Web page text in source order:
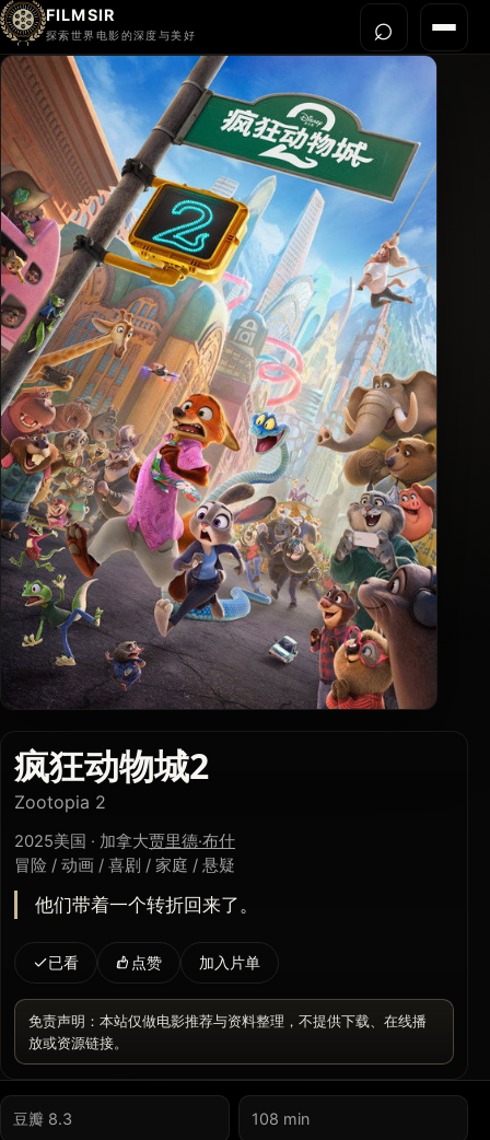
FILMSIR
探索世界电影的深度与美好 菜单
首页
今晚看什么
世界电影节
导演宇宙
影片库
影评与解读
关于我们
⌕打开
疯狂动物城2
Zootopia 2
2025美国 · 加拿大贾里德·布什
冒险 / 动画 / 喜剧 / 家庭 / 悬疑
他们带着一个转折回来了。
已看 点赞 加入片单
免责声明：本站仅做电影推荐与资料整理，不提供下载、在线播
放或资源链接。
豆瓣 8.3 108 min